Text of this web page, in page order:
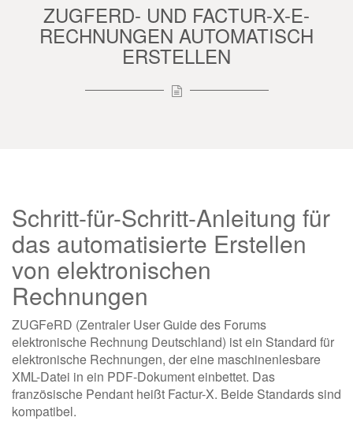
ZUGFERD- UND FACTUR-X-E-
RECHNUNGEN AUTOMATISCH
ERSTELLEN
Schritt-für-Schritt-Anleitung für
das automatisierte Erstellen
von elektronischen
Rechnungen
ZUGFeRD (Zentraler User Guide des Forums
elektronische Rechnung Deutschland) ist ein Standard für
elektronische Rechnungen, der eine maschinenlesbare
XML-Datei in ein PDF-Dokument einbettet. Das
französische Pendant heißt Factur-X. Beide Standards sind
kompatibel.